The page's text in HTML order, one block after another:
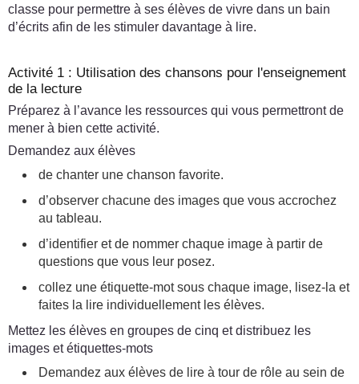
classe pour permettre à ses élèves de vivre dans un bain
d’écrits afin de les stimuler davantage à lire.
Activité 1 : Utilisation des chansons pour l'enseignement
de la lecture
Préparez à l’avance les ressources qui vous permettront de
mener à bien cette activité.
Demandez aux élèves
de chanter une chanson favorite.
d’observer chacune des images que vous accrochez
au tableau.
d’identifier et de nommer chaque image à partir de
questions que vous leur posez.
collez une étiquette-mot sous chaque image, lisez-la et
faites la lire individuellement les élèves.
Mettez les élèves en groupes de cinq et distribuez les
images et étiquettes-mots
Demandez aux élèves de lire à tour de rôle au sein de